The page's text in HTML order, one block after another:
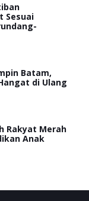
Sesuai
Batam,
di Ulang
Rakyat Merah
Anak